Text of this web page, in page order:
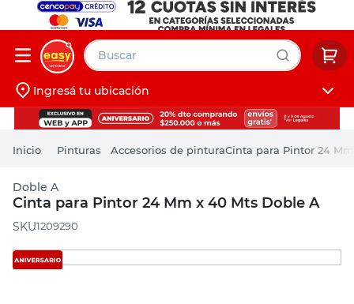
Buscar
Iniciá sesión
Ingresá tu ubicación
Pinturas Accesorios de pinturaCinta para Pintor 24
Doble A
Cinta para Pintor 24 Mm x 40 Mts Doble A
:1209290
muebles
pintura
escritorio
puertas